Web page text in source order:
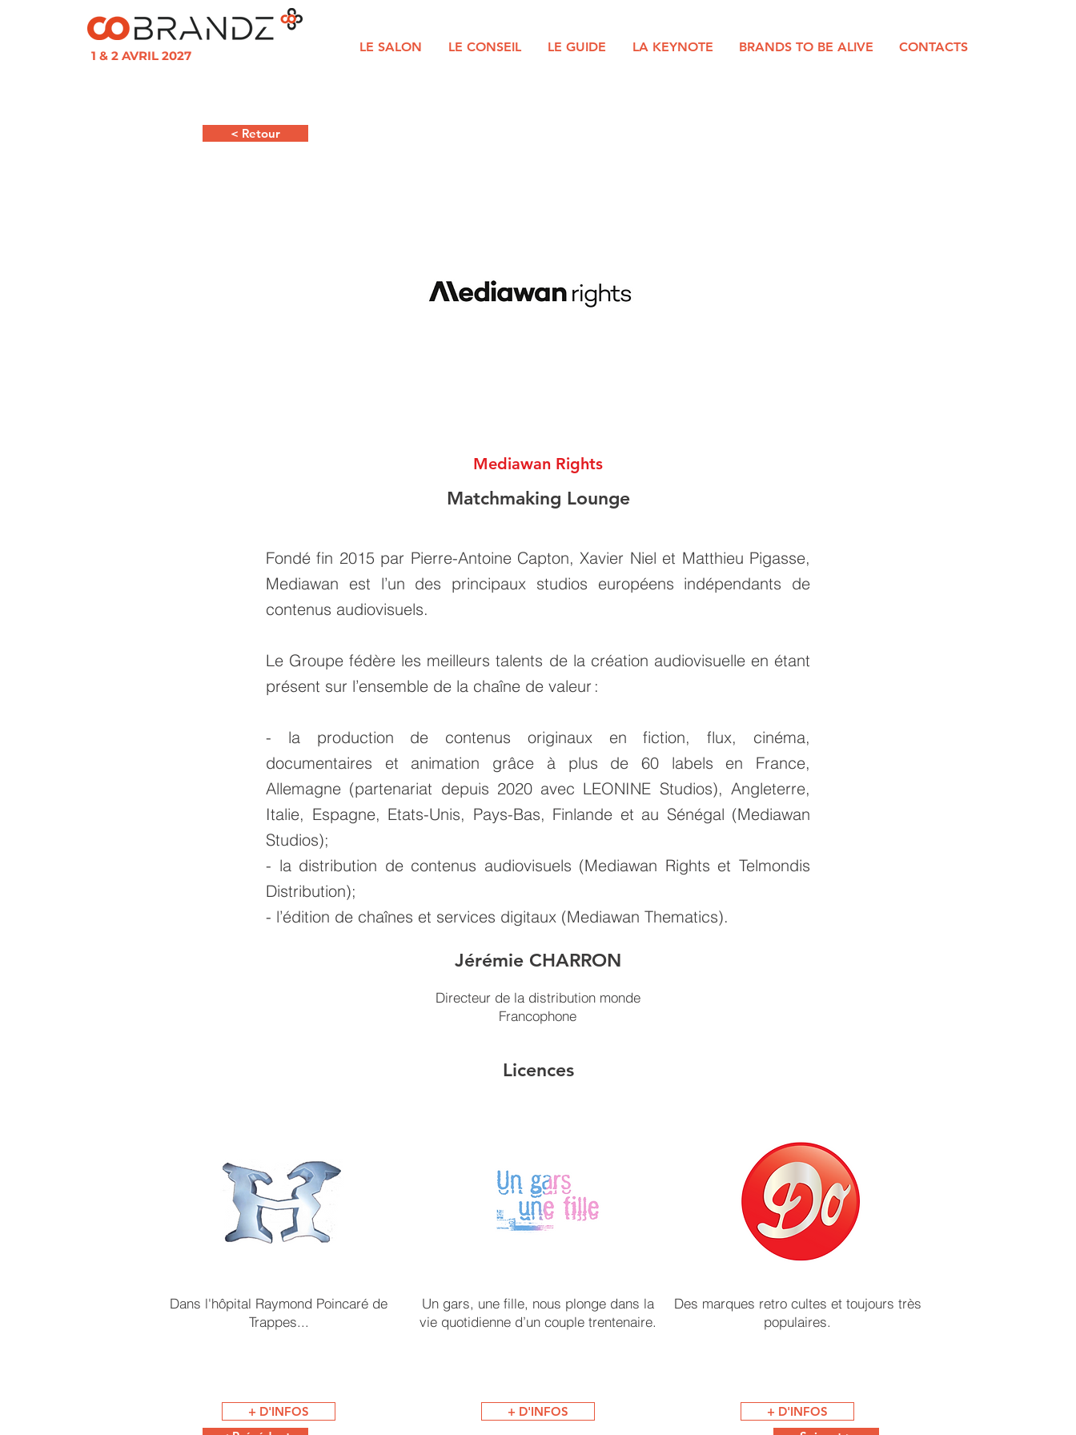
1 & 2 AVRIL 2027
LE SALON LE CONSEIL LE GUIDE LA KEYNOTE BRANDS TO BE ALIVE CONTACTS
< Retour
Mediawan Rights
Matchmaking Lounge
Fondé fin 2015 par Pierre-Antoine Capton, Xavier Niel et Matthieu Pigasse,
Mediawan est l’un des principaux studios européens indépendants de
contenus audiovisuels.
Le Groupe fédère les meilleurs talents de la création audiovisuelle en étant
présent sur l’ensemble de la chaîne de valeur :
- la production de contenus originaux en fiction, flux, cinéma,
documentaires et animation grâce à plus de 60 labels en France,
Allemagne (partenariat depuis 2020 avec LEONINE Studios), Angleterre,
Italie, Espagne, Etats-Unis, Pays-Bas, Finlande et au Sénégal (Mediawan
Studios);
- la distribution de contenus audiovisuels (Mediawan Rights et Telmondis
Distribution);
- l’édition de chaînes et services digitaux (Mediawan Thematics).
Jérémie CHARRON
Directeur de la distribution monde
Francophone
Licences
Dans l'hôpital Raymond Poincaré de
Trappes...
+ D'INFOS
Un gars, une fille, nous plonge dans la
vie quotidienne d’un couple trentenaire.
+ D'INFOS
Des marques retro cultes et toujours très
populaires.
+ D'INFOS